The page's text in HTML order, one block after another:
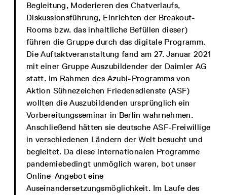
Begleitung, Moderieren des Chatverlaufs,
Diskussionsführung, Einrichten der Breakout-
Rooms bzw. das inhaltliche Befüllen dieser)
führen die Gruppe durch das digitale Programm.
Die Auftaktveranstaltung fand am 27. Januar 2021
mit einer Gruppe Auszubildender der Daimler AG
statt. Im Rahmen des Azubi-Programms von
Aktion Sühnezeichen Friedensdienste (ASF)
wollten die Auszubildenden ursprünglich ein
Vorbereitungsseminar in Berlin wahrnehmen.
Anschließend hätten sie deutsche ASF-Freiwillige
in verschiedenen Ländern der Welt besucht und
begleitet. Da diese internationalen Programme
pandemiebedingt unmöglich waren, bot unser
Online-Angebot eine
Auseinandersetzungsmöglichkeit. Im Laufe des